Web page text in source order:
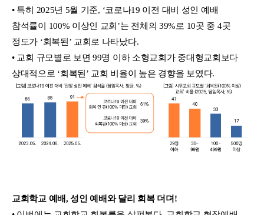
• 특히 2025년 5월 기준, ‘코로나19 이전 대비 성인 예배
참석률이 100% 이상인 교회’는 전체의 39%로 10곳 중 4곳
정도가 ‘회복된’ 교회로 나타났다.
• 교회 규모별로 보면 99명 이하 소형교회가 중대형교회보다
상대적으로 ‘회복된’ 교회 비율이 높은 경향을 보였다.
교회학교 예배, 성인 예배와 달리 회복 더뎌!